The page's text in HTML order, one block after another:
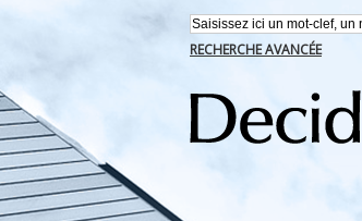
RECHERCHE AVANCÉE